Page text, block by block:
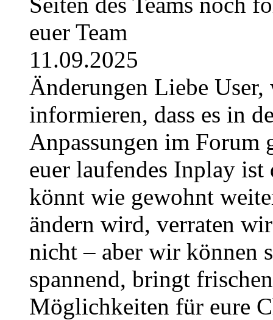
euer Team
11.09.2025
Änderungen Liebe
informieren, dass es in
Anpassungen im Forum
euer laufendes Inplay
könnt wie gewohnt
ändern wird, verraten
nicht – aber wir können
spannend, bringt
Möglichkeiten für eure